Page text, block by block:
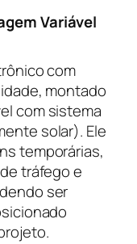
Variável
com
montado
com sistema
solar). Ele
temporárias,
tráfego e
ser